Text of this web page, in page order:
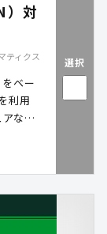
）対
ティクス
ベー
利用
な
。
選択